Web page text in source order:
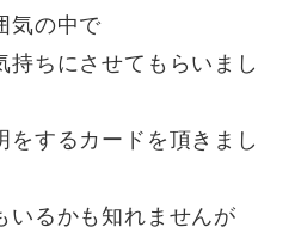
気の中で
持ちにさせてもらいまし
をするカードを頂きまし
いるかも知れませんが